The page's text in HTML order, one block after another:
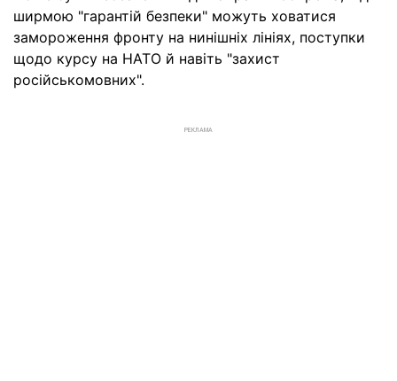
ширмою "гарантій безпеки" можуть ховатися
замороження фронту на нинішніх лініях, поступки
щодо курсу на НАТО й навіть "захист
російськомовних".
РЕКЛАМА